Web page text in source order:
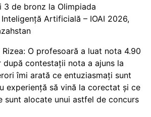
3 de bronz la Olimpiada
Artificială – IOAI 2026,
O profesoară a luat nota 4.90
după contestații nota a ajuns la
îmi arată ce entuziasmați sunt
experiență să vină la corectat și ce
sunt alocate unui astfel de concurs